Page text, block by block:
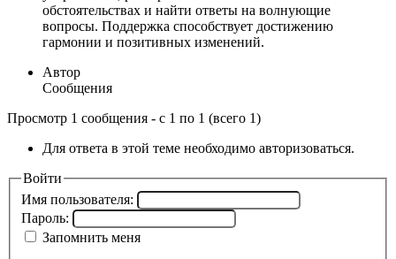
обстоятельствах и найти ответы на волнующие
вопросы. Поддержка способствует достижению
гармонии и позитивных изменений.
Автор
Сообщения
Просмотр 1 сообщения - с 1 по 1 (всего 1)
Для ответа в этой теме необходимо авторизоваться.
Войти
Имя пользователя:
Пароль:
Запомнить меня